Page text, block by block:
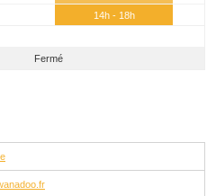
14h - 18h
Fermé